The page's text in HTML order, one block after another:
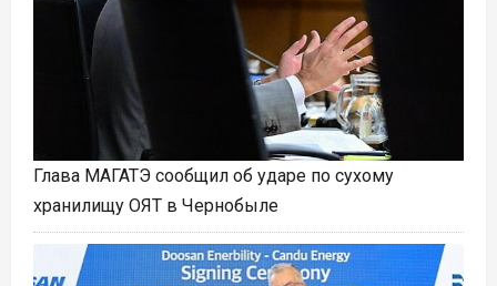
Глава МАГАТЭ сообщил об ударе по сухому
хранилищу ОЯТ в Чернобыле